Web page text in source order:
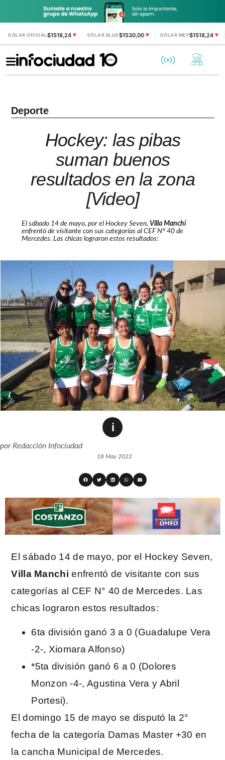
DÓLAR OFICIAL$1518,24 ▼ DÓLAR BLUE$1530,00 ▼ DÓLAR MEP$1518,24▼
Deporte
Hockey: las pibas
suman buenos
resultados en la zona
[Video]
El sábado 14 de mayo, por el Hockey Seven, Villa Manchi
enfrentó de visitante con sus categorías al CEF N° 40 de
Mercedes. Las chicas lograron estos resultados:
porRedacción Infociudad
18 May 2022
El sábado 14 de mayo, por el Hockey Seven,
Villa Manchienfrentó de visitante con sus
categorías al CEF N° 40 de Mercedes. Las
chicas lograron estos resultados:
6ta división ganó 3 a 0 (Guadalupe Vera
-2-, Xiomara Alfonso)
*5ta división ganó 6 a 0 (Dolores
Monzon -4-, Agustina Vera y Abril
Portesi).
El domingo 15 de mayo se disputó la 2°
fecha de la categoría Damas Master +30 en
la cancha Municipal de Mercedes.